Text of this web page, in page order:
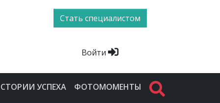
Стать специалистом
Войти
УСПЕХА ФОТОМОМЕНТЫ